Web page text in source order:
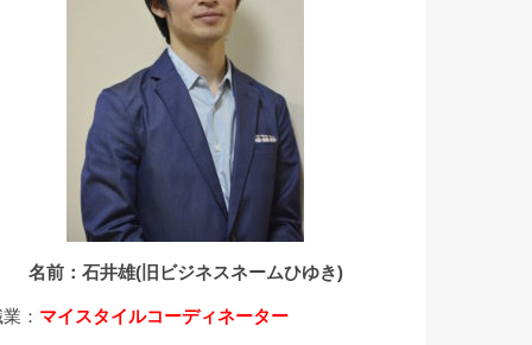
名前：石井雄(旧ビジネスネームひゆき)
： マイスタイルコーディネーター